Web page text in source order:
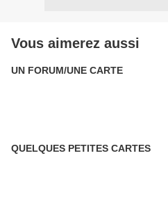
Vous aimerez aussi
UN FORUM/UNE CARTE
QUELQUES PETITES CARTES